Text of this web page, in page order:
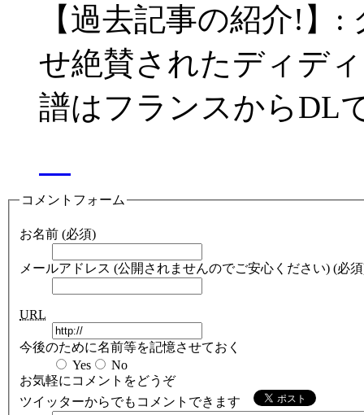
【過去記事の紹介!】
せ絶賛されたディデ
譜はフランスからDL
コメントフォーム
お名前 (必須)
メールアドレス (公開されませんのでご安心ください) (必
URL
今後のために名前等を記憶させておく
Yes
No
お気軽にコメントをどうぞ
ツイッターからでもコメントできます